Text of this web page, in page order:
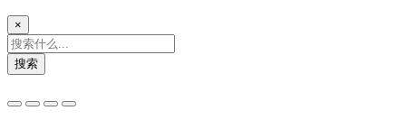
×
搜索